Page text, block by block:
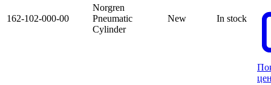
162-102-000-00
Norgren
Pneumatic
Cylinder
New In stock